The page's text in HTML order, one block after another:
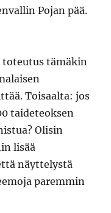
Pojan pää.
tämäkin
Toisaalta: jos
taideteoksen
Olisin
lisää
näyttelystä
paremmin